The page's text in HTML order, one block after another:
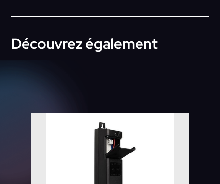
Découvrez également